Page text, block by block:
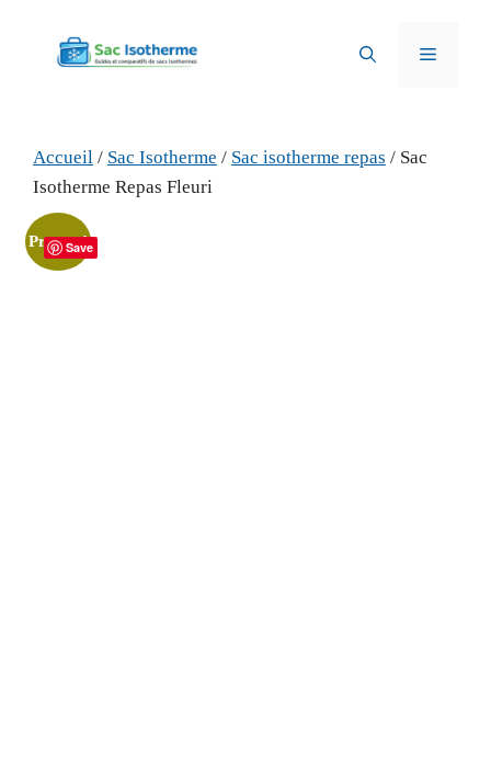
contenu
Menu
Accueil / Sac Isotherme / Sac isotherme repas / Sac
Isotherme Repas Fleuri
Promo !
Save